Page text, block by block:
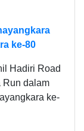
ke-80
Hadiri Road
Run dalam
ke-